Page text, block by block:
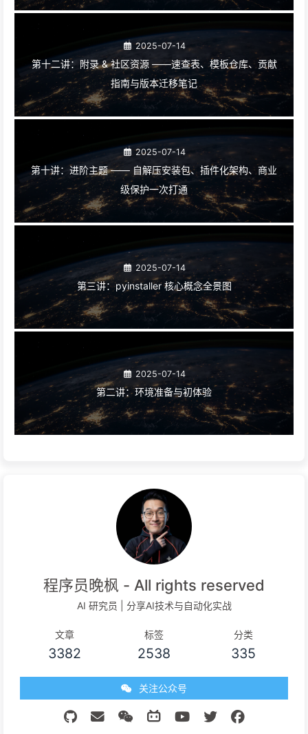
2025-07-14
第十二讲：附录 & 社区资源 ——速查表、模板仓库、贡献
指南与版本迁移笔记
2025-07-14
第十讲：进阶主题 —— 自解压安装包、插件化架构、商业
级保护一次打通
2025-07-14
第三讲：pyinstaller 核心概念全景图
2025-07-14
第二讲：环境准备与初体验
程序员晚枫 - All rights reserved
AI 研究员 | 分享AI技术与自动化实战
文章
3382
标签
2538
分类
335
关注公众号